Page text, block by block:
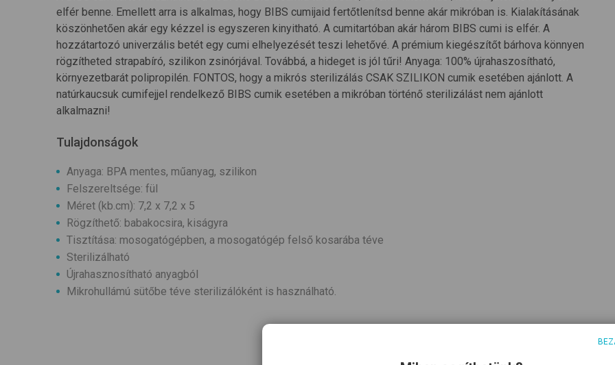
elfér benne. Emellett arra is alkalmas, hogy BIBS cumijaid fertőtlenítsd benne akár mikróban is. Kialakításának
köszönhetően akár egy kézzel is egyszeren kinyitható. A cumitartóban akár három BIBS cumi is elfér. A
hozzátartozó univerzális betét egy cumi elhelyezését teszi lehetővé. A prémium kiegészítőt bárhova könnyen
rögzítheted strapabíró, szilikon zsinórjával. Továbbá, a hideget is jól tűri! Anyaga: 100% újrahaszosítható,
környezetbarát polipropilén. FONTOS, hogy a mikrós sterilizálás CSAK SZILIKON cumik esetében ajánlott. A
natúrkaucsuk cumifejjel rendelkező BIBS cumik esetében a mikróban történő sterilizálást nem ajánlott
alkalmazni!
Tulajdonságok
Anyaga: BPA mentes, műanyag, szilikon
Felszereltsége: fül
Méret (kb.cm): 7,2 x 7,2 x 5
Rögzíthető: babakocsira, kiságyra
Tisztítása: mosogatógépben, a mosogatógép felső kosarába téve
Sterilizálható
Újrahasznosítható anyagból
Mikrohullámú sütőbe téve sterilizálóként is használható.